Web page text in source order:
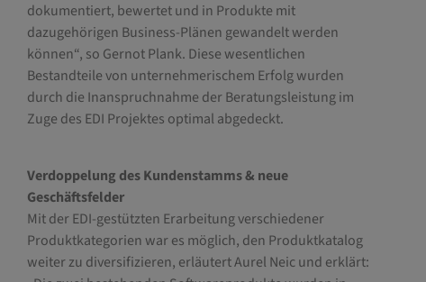
dokumentiert, bewertet und in Produkte mit
dazugehörigen Business-Plänen gewandelt werden
können“, so Gernot Plank. Diese wesentlichen
Bestandteile von unternehmerischem Erfolg wurden
durch die Inanspruchnahme der Beratungsleistung im
Zuge des EDI Projektes optimal abgedeckt.
Verdoppelung des Kundenstamms & neue
Geschäftsfelder
Mit der EDI-gestützten Erarbeitung verschiedener
Produktkategorien war es möglich, den Produktkatalog
weiter zu diversifizieren, erläutert Aurel Neic und erklärt: